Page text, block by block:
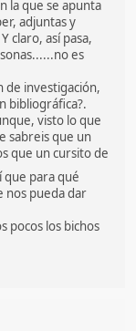
la que se apunta
adjuntas y
claro, así pasa,
es
de investigación,
bibliográfica?.
visto lo que
sabreis que un
que un cursito de
que para qué
nos pueda dar
pocos los bichos